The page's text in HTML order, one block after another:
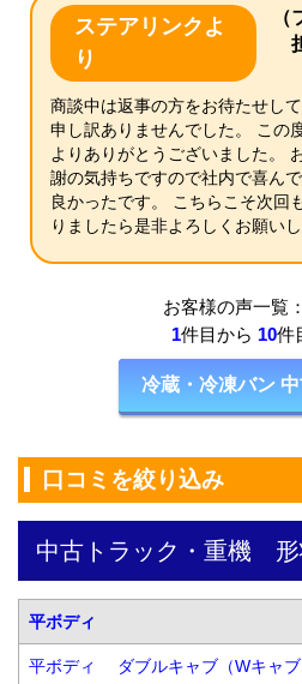
ステアリンクよ
り
（
商談中は返事の方をお待たせし
申し訳ありませんでした。 この
よりありがとうございました。
謝の気持ちですので社内で喜ん
良かったです。 こちらこそ次回
りましたら是非よろしくお願いし
お客様の声一覧：
1件目から 10件
冷
口コミを絞り込み
中古トラック・重機　
平ボディ
平ボディ ダブルキャブ（Wキャブ